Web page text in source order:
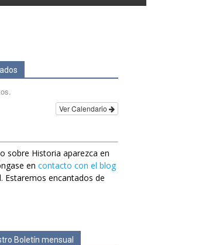
Ver Calendario
sobre Historia aparezca en
en contacto con el blog
Estaremos encantados de
Boletín mensual